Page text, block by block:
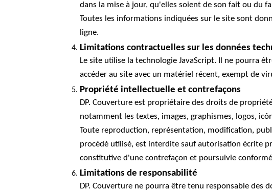
dans la mise à jour, qu'elles soient de son fait ou du
Toutes les informations indiquées sur le site sont
ligne.
Limitations contractuelles sur les données
Le site utilise la technologie JavaScript. Il ne pourra
accéder au site avec un matériel récent, exempt de
Propriété intellectuelle et contrefaçons
DP. Couverture est propriétaire des droits de
notamment les textes, images, graphismes, logos,
Toute reproduction, représentation, modification,
procédé utilisé, est interdite sauf autorisation écrite
constitutive d'une contrefaçon et poursuivie
Limitations de responsabilité
DP. Couverture ne pourra être tenu responsable des